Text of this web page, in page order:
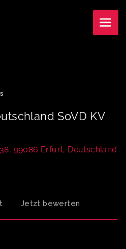
SoVD KV
99086 Erfurt,
Jetzt bewerten